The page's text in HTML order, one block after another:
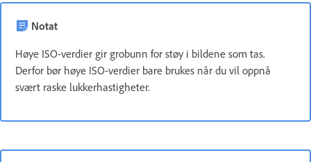
Notat
Høye ISO-verdier gir grobunn for støy i bildene som tas.
Derfor bør høye ISO-verdier bare brukes når du vil oppnå
svært raske lukkerhastigheter.